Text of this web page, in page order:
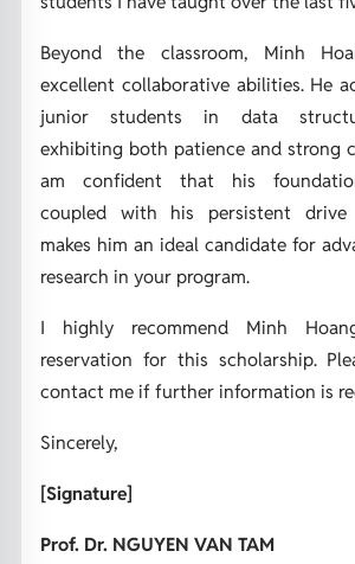
Beyond the classroom, Minh
excellent collaborative abilities. He
junior students in data
exhibiting both patience and strong
am confident that his
coupled with his persistent drive
makes him an ideal candidate for
research in your program.
I highly recommend Minh
reservation for this scholarship.
contact me if further information is
Sincerely,
[Signature]
Prof. Dr. NGUYEN VAN TAM